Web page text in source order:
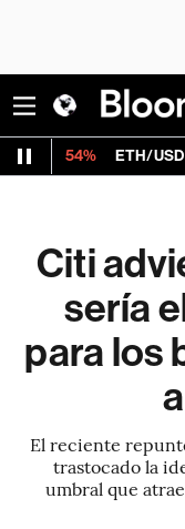
ETH/USD 1,906.825
Citi
sería
para los
El reciente
trastocado la
umbral que